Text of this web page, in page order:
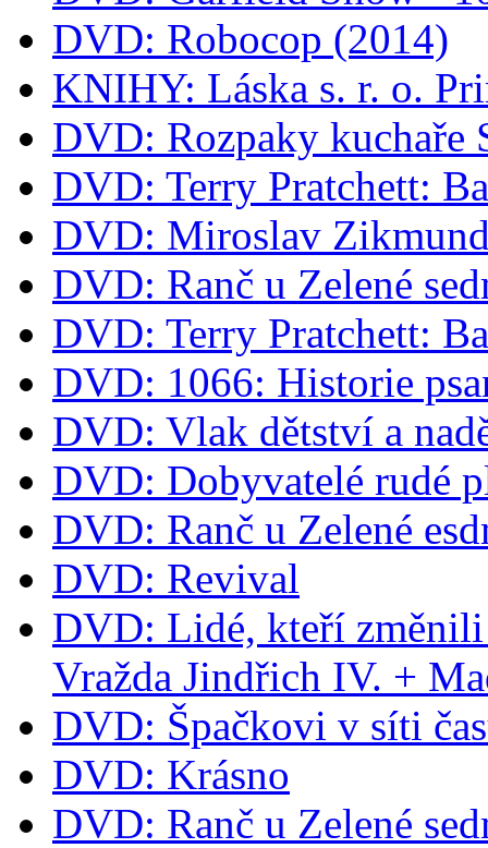
DVD: Robocop (2014)
KNIHY: Láska s. r. o.
DVD: Rozpaky kuchaře
DVD: Terry Pratchett:
DVD: Miroslav
DVD: Ranč u Zelené
DVD: Terry Pratchett:
DVD: 1066: Historie
DVD: Vlak dětství a
DVD: Dobyvatelé rudé
DVD: Ranč u Zelené
DVD: Revival
DVD: Lidé, kteří
Vražda Jindřich IV. +
DVD: Špačkovi v síti
DVD: Krásno
DVD: Ranč u Zelené